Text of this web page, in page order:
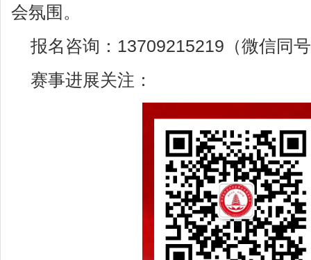
会氛围。
报名咨询：13709215219（微信同
赛事进展关注：